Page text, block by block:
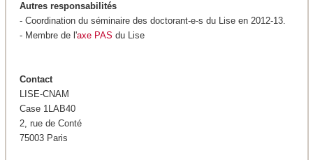
Autres responsabilités
- Coordination du séminaire des doctorant-e-s du Lise en 2012-13.
- Membre de l'axe PAS du Lise
Contact
LISE-CNAM
Case 1LAB40
2, rue de Conté
75003 Paris